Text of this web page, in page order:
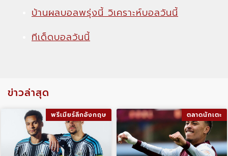
บ้านผลบอลพรุ่งนี้ วิเคราะห์บอลวันนี้
ทีเด็ดบอลวันนี้
ข่าวล่าสุด
พรีเมียร์ลีกอังกฤษ ตลาดนักเตะ